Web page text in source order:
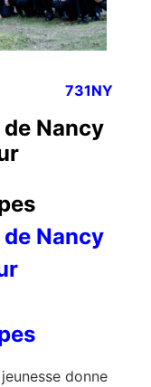
731NY
Nancy
Nancy
donne